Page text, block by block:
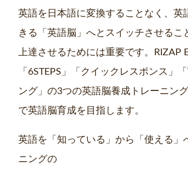
英語を日本語に変換することなく、英
きる「英語脳」へとスイッチさせるこ
上達させるためには重要です。RIZAP
「6STEPS」「クイックレスポンス」
ング」の3つの英語脳養成トレーニン
で英語脳育成を目指します。
英語を「知っている」から「使える」
ニングの